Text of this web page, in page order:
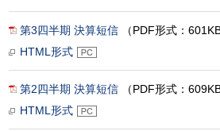
第3四半期 決算短信 （PDF形式：
HTML形式
第2四半期 決算短信 （PDF形式：
HTML形式